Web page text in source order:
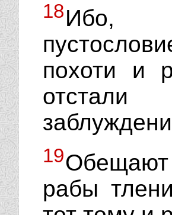
18Ибо,
похоти и
19
рабы